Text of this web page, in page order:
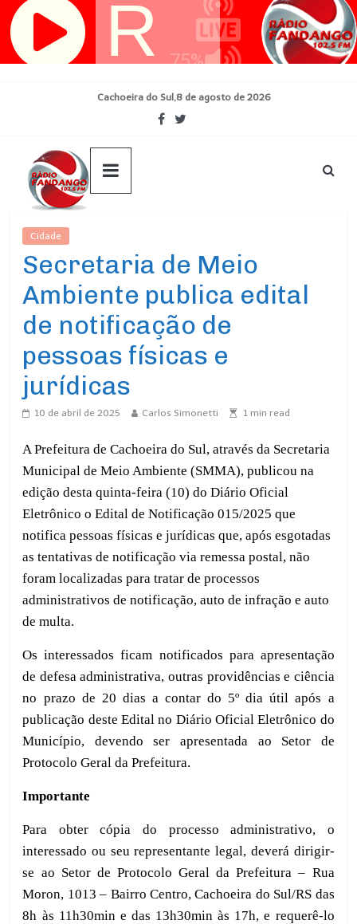
Pular
para
Cachoeira do Sul,8 de agosto de 2026
Cidade
Secretaria de Meio
Ambiente publica edital
de notificação de
pessoas físicas e
jurídicas
10 de abril de 2025 Carlos Simonetti 1 min read
A Prefeitura de Cachoeira do Sul, através da Secretaria
Municipal de Meio Ambiente (SMMA), publicou na
edição desta quinta-feira (10) do Diário Oficial
Eletrônico o Edital de Notificação015/2025 que
notifica pessoas físicas e jurídicas que, após esgotadas
as tentativas de notificação via remessa postal, não
foram localizadas para tratar de processos
administrativos de notificação, auto de infração e auto
de multa.
Os interessados ficam notificados para apresentação
de defesa administrativa, outras providências e ciência
no prazo de 20 dias a contar do 5º dia útil após a
publicação deste Edital no Diário Oficial Eletrônico do
Município, devendo ser apresentada ao Setor de
Protocolo Geral da Prefeitura.
Importante
Para obter cópia do processo administrativo, o
interessado ou seu representante legal, deverá dirigir-
se ao Setor de Protocolo Geral da Prefeitura – Rua
Moron, 1013 – Bairro Centro, Cachoeira do Sul/RS das
8h às 11h30min e das 13h30min às 17h, e requerê-lo